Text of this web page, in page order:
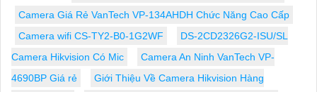
Camera Giá Rẻ VanTech VP-134AHDH Chức Năng Cao Cấp
Camera wifi CS-TY2-B0-1G2WF
DS-2CD2326G2-ISU/SL
Camera Hikvision Có Mic
Camera An Ninh VanTech VP-
4690BP Giá rẻ
Giới Thiệu Về Camera Hikvision Hàng